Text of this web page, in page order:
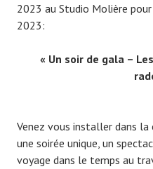
2023 au Studio Molière
2023:
« Un soir de gala –
Venez vous installer dans
une soirée unique, un
voyage dans le temps au